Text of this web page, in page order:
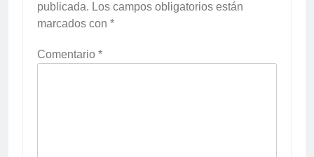
publicada. Los campos obligatorios están
marcados con *
Comentario *